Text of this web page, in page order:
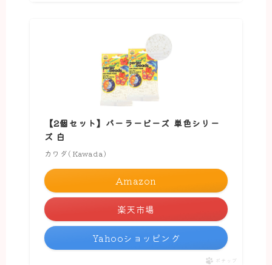
【2個セット】パーラービーズ 単色シリー
ズ 白
カワダ(Kawada)
Amazon
楽天市場
Yahooショッピング
ポチップ